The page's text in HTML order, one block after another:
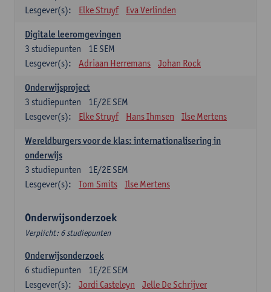
Lesgever(s):
Elke Struyf Eva Verlinden
Digitale leeromgevingen
1E SEM
3 studiepunten
Lesgever(s):
Adriaan Herremans Johan Rock
Onderwijsproject
1E/2E SEM
3 studiepunten
Lesgever(s):
Elke Struyf Hans Ihmsen Ilse Mertens
Wereldburgers voor de klas: internationalisering in
onderwijs
1E/2E SEM
3 studiepunten
Lesgever(s):
Tom Smits Ilse Mertens
Onderwijsonderzoek
Verplicht: 6 studiepunten
Onderwijsonderzoek
1E/2E SEM
6 studiepunten
Lesgever(s):
Jordi Casteleyn Jelle De Schrijver